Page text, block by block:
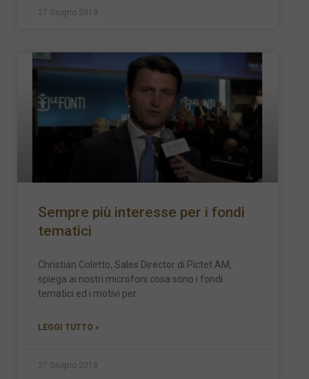
27 Giugno 2018
Sempre più interesse per i fondi
tematici
Christian Coletto, Sales Director di Pictet AM,
spiega ai nostri microfoni cosa sono i fondi
tematici ed i motivi per
LEGGI TUTTO »
27 Giugno 2018